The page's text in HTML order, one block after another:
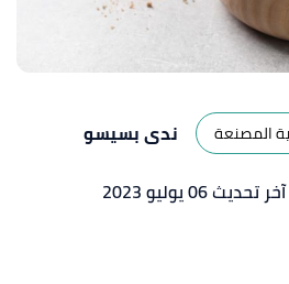
المصنعة
ندى بسيسو
تحديث 06 يوليو 2023